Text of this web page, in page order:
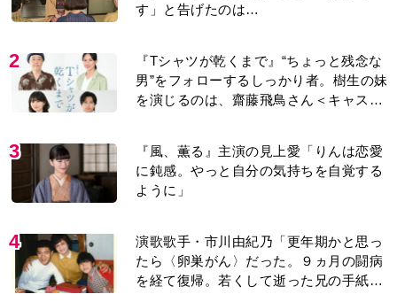
す」と告げたのは…
2
『Tシャツが乾くまで』“ちょっと残念な
男”をフォローするしっかり者。樹生の妹
を演じるのは、齋藤飛鳥さん＜キャスト
3
『風、薫る』主演の見上愛「りんは恋愛
に鈍感。やっと自分の気持ちを自覚する
ように」
4
演歌歌手・市川由紀乃「更年期かと思っ
たら〈卵巣がん〉だった。９ヵ月の闘病
を経て復帰。若くして逝った兄の手紙を